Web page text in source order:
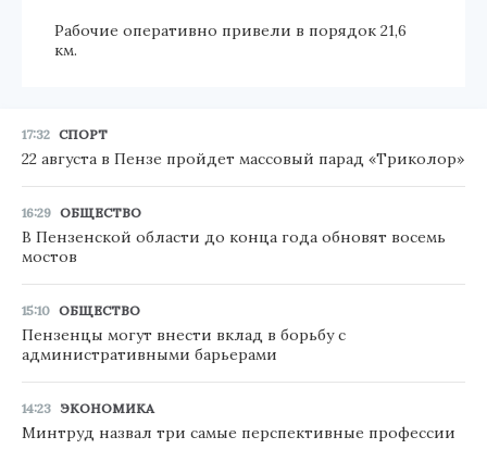
Рабочие оперативно привели в порядок 21,6
км.
17:32 СПОРТ
22 августа в Пензе пройдет массовый парад «Триколор»
16:29 ОБЩЕСТВО
В Пензенской области до конца года обновят восемь
мостов
15:10 ОБЩЕСТВО
Пензенцы могут внести вклад в борьбу с
административными барьерами
14:23 ЭКОНОМИКА
Минтруд назвал три самые перспективные профессии